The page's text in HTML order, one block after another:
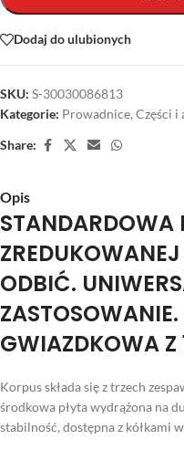
Dodaj do ulubionych
SKU: S-30030086813
Kategorie: Prowadnice, Części i
Share:
Opis
ODBIĆ.
GWIAZDKOWA Z
Korpus składa się z trzech
środkowa płyta wydrążona na
stabilność, dostępna z kółkami